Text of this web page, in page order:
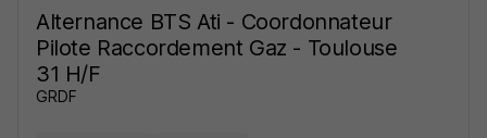
Alternance BTS Ati - Coordonnateur
Pilote Raccordement Gaz - Toulouse
31 H/F
GRDF